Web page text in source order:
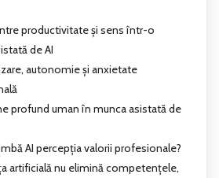
productivitate și sens într-o
de AI
autonomie și anxietate
profund uman în munca asistată de
AI percepția valorii profesionale?
artificială nu elimină competențele,